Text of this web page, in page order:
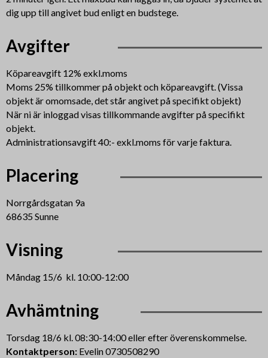
dig upp till angivet bud enligt en budstege.
Avgifter
Köpareavgift 12% exkl.moms
Moms 25% tillkommer på objekt och köpareavgift. (Vissa
objekt är omomsade, det står angivet på specifikt objekt)
När ni är inloggad visas tillkommande avgifter på specifikt
objekt.
Administrationsavgift 40:- exkl.moms för varje faktura.
Placering
Norrgårdsgatan 9a
68635 Sunne
Visning
Måndag 15/6 kl. 10:00-12:00
Avhämtning
Torsdag 18/6 kl. 08:30-14:00 eller efter överenskommelse.
Kontaktperson:Evelin 0730508290